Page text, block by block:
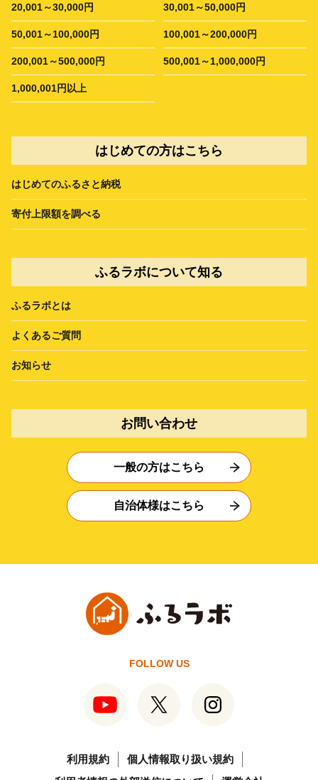
20,001～30,000円 30,001～50,000円
50,001～100,000円 100,001～200,000円
200,001～500,000円 500,001～1,000,000円
1,000,001円以上
はじめての方はこちら
はじめてのふるさと納税
寄付上限額を調べる
ふるラボについて知る
ふるラボとは
よくあるご質問
お知らせ
お問い合わせ
一般の方はこちら
自治体様はこちら
FOLLOW US
利用規約
個人情報取り扱い規約